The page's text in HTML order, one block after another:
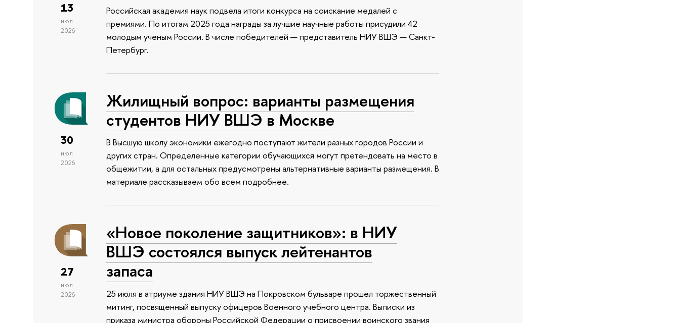
13
июл
2026
Российская академия наук подвела итоги конкурса на соискание медалей с
премиями. По итогам 2025 года награды за лучшие научные работы присудили 42
молодым ученым России. В числе победителей — представитель НИУ ВШЭ — Санкт-
Петербург.
30
июл
2026
Жилищный вопрос: варианты размещения
студентов НИУ ВШЭ в Москве
В Высшую школу экономики ежегодно поступают жители разных городов России и
других стран. Определенные категории обучающихся могут претендовать на место в
общежитии, а для остальных предусмотрены альтернативные варианты размещения. В
материале рассказываем обо всем подробнее.
27
июл
2026
«Новое поколение защитников»: в НИУ
ВШЭ состоялся выпуск лейтенантов
запаса
25 июля в атриуме здания НИУ ВШЭ на Покровском бульваре прошел торжественный
митинг, посвященный выпуску офицеров Военного учебного центра. Выписки из
приказа министра обороны Российской Федерации о присвоении воинского звания